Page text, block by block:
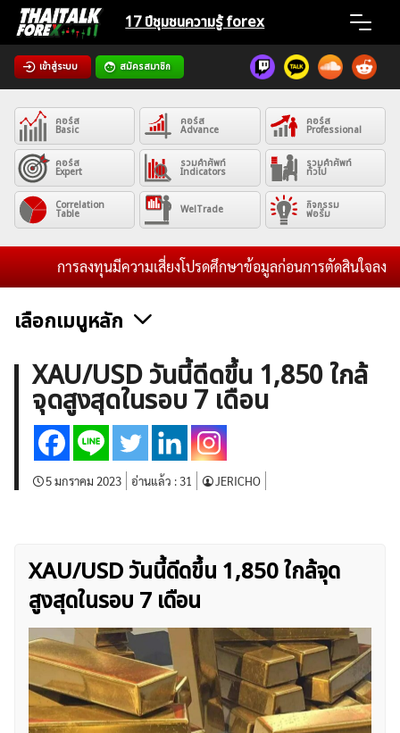
Skip
content
17 ปีชุมชนความรู้ forex
เข้าสู่ระบบ สมัครสมาชิก
Home
News
Articles
VPS Register
ค้นหา
สำหรับ:
คอร์ส
Basic
คอร์ส
Advance
คอร์ส
Professional
คอร์ส
Expert
รวมคำศัพท์
Indicators
รวมคำศัพท์
ทั่วไป
Correlation
Table WelTrade กิจกรรม
ฟอรั่ม
การลงทุนมีความเสี่ยงโปรดศึกษาข้อมูลก่อนการตัดสินใจลงทุน
เลือกเมนูหลัก
ข่าวฟอเร็กซ์และสกุลเงิน คริปโตเคอร์เรนซี
ฟรีซิกแนล รายวัน
บทวิเคราะห์
เศรษฐกิจทั่วไป ดัชนี-หุ้น
พันธบัตร
สินค้าโภคภัณฑ์
โบรกเกอร์ FX
โปรโมชั่น Forex
กองทุน Forex
ฟรี EA
XAU/USD วันนี้ดีดขึ้น 1,850 ใกล้
จุดสูงสุดในรอบ 7 เดือน
5 มกราคม 2023 อ่านแล้ว :31 JERICHO
XAU/USD วันนี้ดีดขึ้น 1,850 ใกล้จุด
สูงสุดในรอบ 7 เดือน